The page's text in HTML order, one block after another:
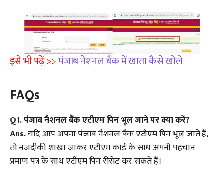
इसे भी पढ़ें >>पंजाब नेशनल बैंक में खाता कैसे खोलें
FAQs
Q1. पंजाब नैशनल बैंक एटीएम पिन भूल जाने पर क्या करें?
Ans.यदि आप अपना पंजाब नैशनल बैंक एटीएम पिन भूल जाते हैं,
तो नजदीकी शाखा जाकर एटीएम कार्ड के साथ अपनी पहचान
प्रमाण पत्र के साथ एटीएम पिन रीसेट कर सकते हैं।